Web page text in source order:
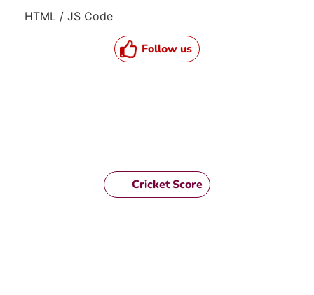
HTML / JS Code
Follow us
Cricket Score